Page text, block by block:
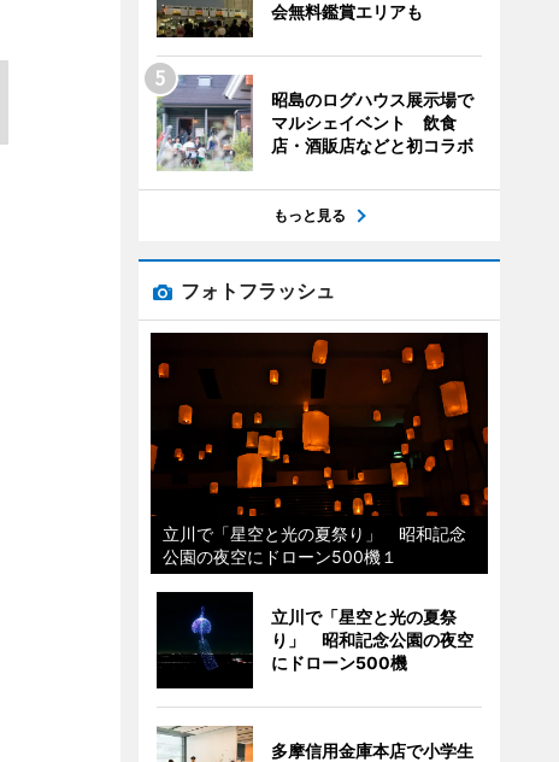
会無料鑑賞エリアも
昭島のログハウス展示場で
マルシェイベント 飲食
店・酒販店などと初コラボ
もっと見る
フォトフラッシュ
立川で「星空と光の夏祭り」 昭和記念
公園の夜空にドローン500機１
立川で「星空と光の夏祭
り」 昭和記念公園の夜空
にドローン500機
多摩信用金庫本店で小学生